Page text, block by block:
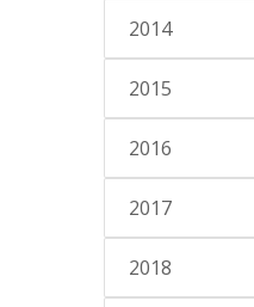
2014
2015
2016
2017
2018